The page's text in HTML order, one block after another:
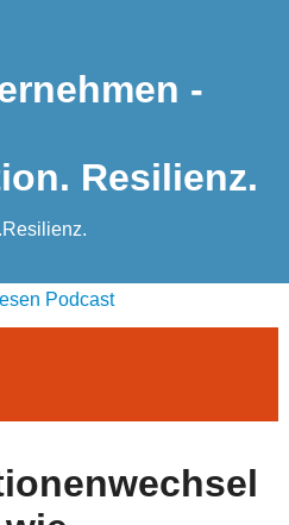
-
Resilienz.
Podcast